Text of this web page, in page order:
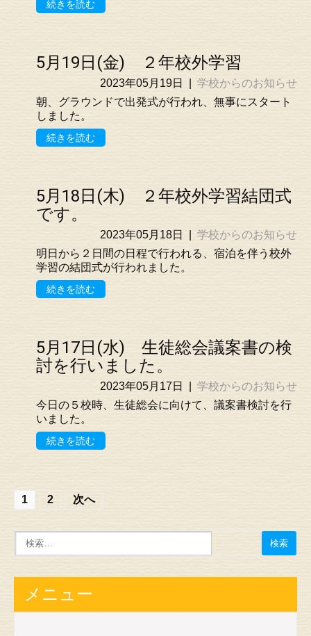
続きを読む
5月19日(金) ２年校外学習
2023年05月19日
学校からのお知らせ
朝、グラウンドで出発式が行われ、無事にスタート
しました。
続きを読む
5月18日(木) ２年校外学習結団式
です。
2023年05月18日
学校からのお知らせ
明日から２日間の日程で行われる、宿泊を伴う校外
学習の結団式が行われました。
続きを読む
5月17日(水) 生徒総会議案書の検
討を行いました。
2023年05月17日
学校からのお知らせ
今日の５校時、生徒総会に向けて、議案書検討を行
いました。
続きを読む
投
稿
の
ビ
ゲ
1 2 次へ
メニュー